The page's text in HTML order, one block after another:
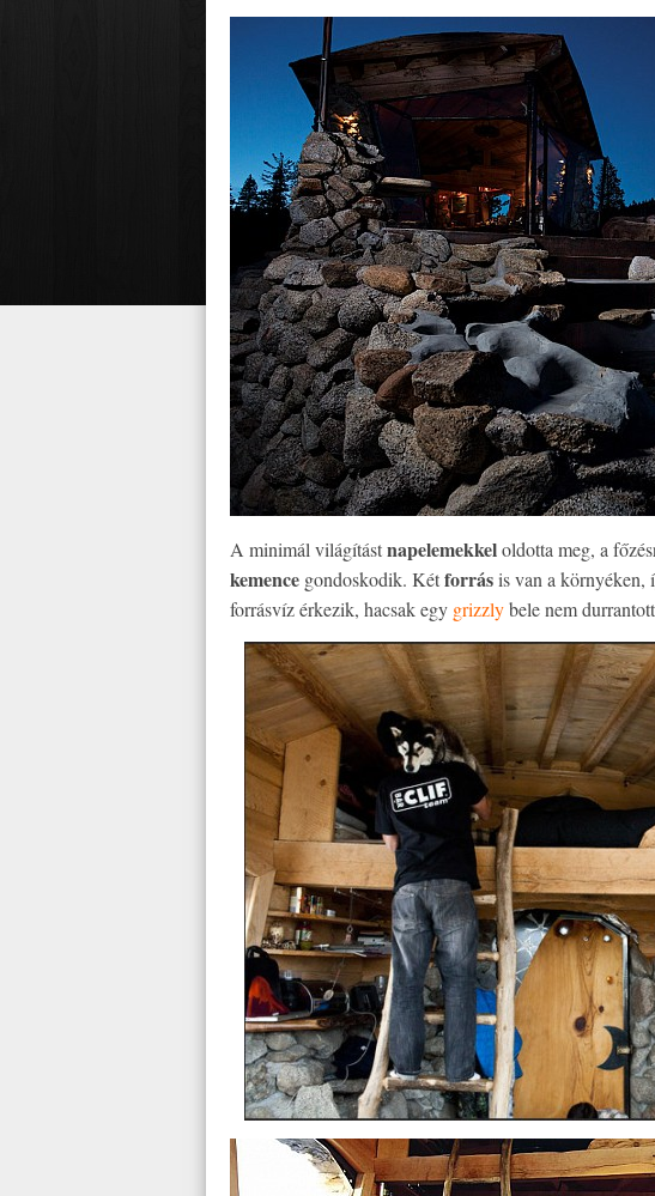
A minimál világítástnapelemekkeloldotta meg, a
kemence gondoskodik. Kétforrásis van a környéken,
forrásvíz érkezik, hacsak egy grizzlybele nem